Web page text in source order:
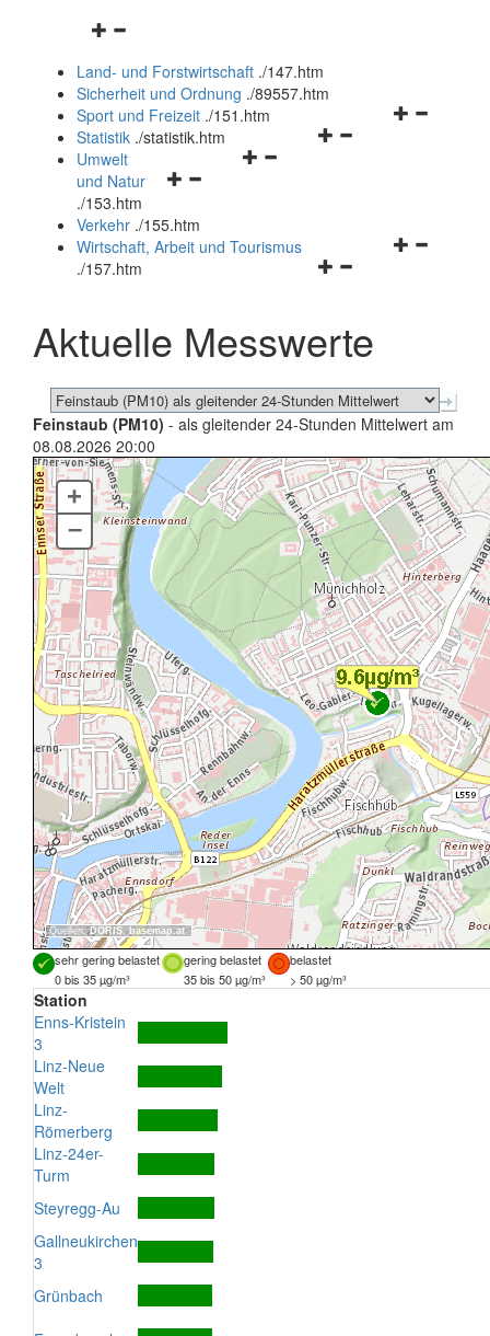
Navigationsmenü
und
schließen
Land- und Forstwirtschaft ./147.htm
Sicherheit und Ordnung ./89557.htm
Navigationsmenü
Sport und Freizeit ./151.htm
Navigationsmenü
Statistik ./statistik.htm
Navigationsmenü
und
schließen
Umwelt
und Natur
./153.htm
Verkehr ./155.htm
Navigationsmenü
schließen
Wirtschaft, Arbeit und Tourismus
./157.htm
Aktuelle Messwerte
Feinstaub (PM10) - als gleitender 24-Stunden Mittelwert am
08.08.2026 20:00
Quellen:DORIS, basemap.at
+
–
sehr gering belastet gering belastet
belastet
0 bis 35 µg/m³
35 bis 50 µg/m³ > 50 µg/m³
Station
Enns-Kristein
3
Linz-Neue
Welt
Linz-
Römerberg
Linz-24er-
Turm
Steyregg-Au
Gallneukirchen
3
Grünbach